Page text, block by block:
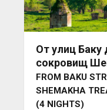
От улиц Баку
сокровищ
FROM BAKU
SHEMAKHA
(4 NIGHTS)